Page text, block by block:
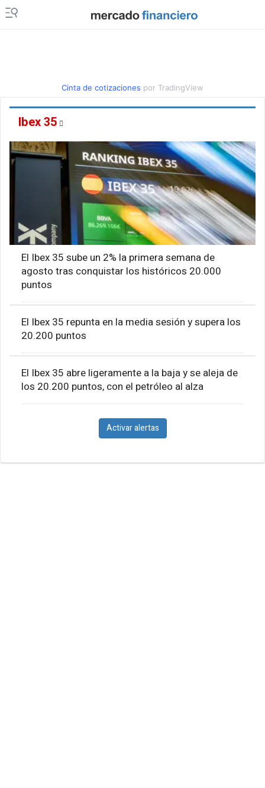
Cinta de cotizaciones por TradingView
Ibex 35
El Ibex 35 sube un 2% la primera semana de
agosto tras conquistar los históricos 20.000
puntos
El Ibex 35 repunta en la media sesión y supera los
20.200 puntos
El Ibex 35 abre ligeramente a la baja y se aleja de
los 20.200 puntos, con el petróleo al alza
Activar alertas